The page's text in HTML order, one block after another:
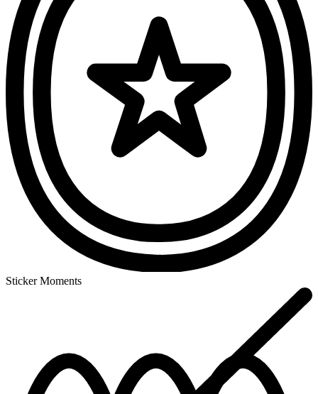
Sticker Moments